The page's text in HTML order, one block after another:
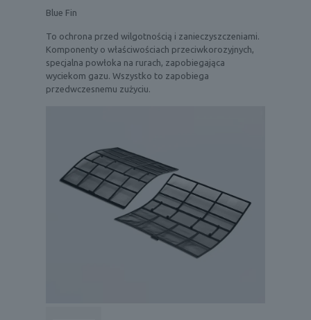
Blue Fin
To ochrona przed wilgotnością i zanieczyszczeniami.
Komponenty o właściwościach przeciwkorozyjnych,
specjalna powłoka na rurach, zapobiegająca
wyciekom gazu. Wszystko to zapobiega
przedwczesnemu zużyciu.